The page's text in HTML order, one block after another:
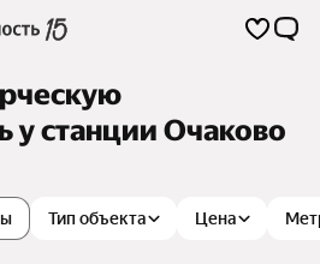
у станции Очаково
Тип объекта Цена